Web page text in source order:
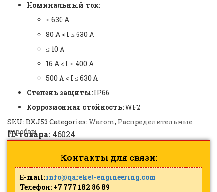
Номинальный ток:
≤ 630 А
80 А < I ≤ 630 А
≤ 10 А
16 А < I ≤ 400 А
500 А < I ≤ 630 А
Степень защиты: IP66
Коррозионная стойкость:WF2
SKU: BXJ53 Categories: Warom, Распределительные
коробки
ID товара: 46024
Контакты для связи:
E-mail: info@qareket-engineering.com
Телефон: +7 777 182 86 89